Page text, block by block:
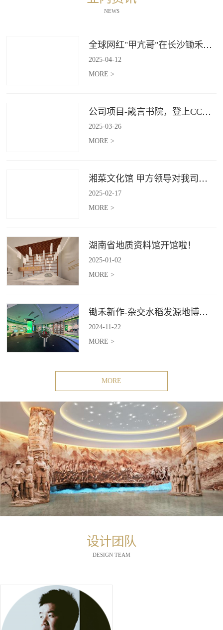
NEWS
全球网红"甲亢哥"在长沙锄禾打造的杜甫江阁体验参观
2025-04-12
MORE >
公司项目-箴言书院，登上CCTV4《记住乡愁》
2025-03-26
MORE >
湘菜文化馆 甲方领导对我司授牌
2025-02-17
MORE >
湖南省地质资料馆开馆啦！
2025-01 -02
MORE >
锄禾新作-杂交水稻发源地博物苑，欢迎前去打卡体验
2024-11 -22
MORE >
MORE
设计团队
DESIGN TEAM